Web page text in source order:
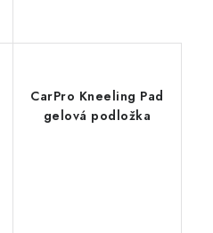
CarPro Kneeling Pad
gelová podložka